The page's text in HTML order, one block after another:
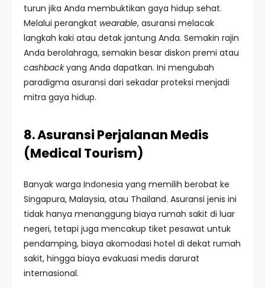
turun jika Anda membuktikan gaya hidup sehat.
Melalui perangkat wearable, asuransi melacak
langkah kaki atau detak jantung Anda. Semakin rajin
Anda berolahraga, semakin besar diskon premi atau
cashbackyang Anda dapatkan. Ini mengubah
paradigma asuransi dari sekadar proteksi menjadi
mitra gaya hidup.
8. Asuransi Perjalanan Medis
(Medical Tourism)
Banyak warga Indonesia yang memilih berobat ke
Singapura, Malaysia, atau Thailand. Asuransi jenis ini
tidak hanya menanggung biaya rumah sakit di luar
negeri, tetapi juga mencakup tiket pesawat untuk
pendamping, biaya akomodasi hotel di dekat rumah
sakit, hingga biaya evakuasi medis darurat
internasional.